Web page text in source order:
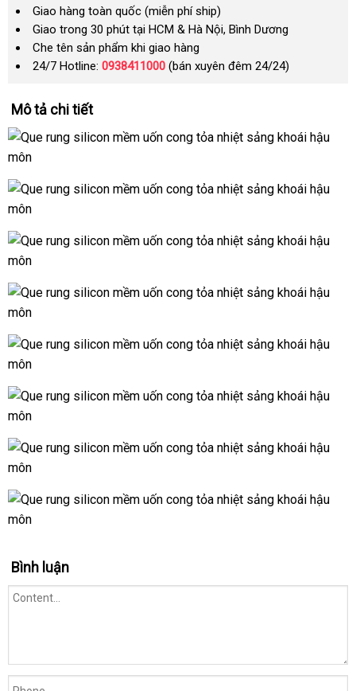
Giao hàng toàn quốc (miễn phí ship)
Giao trong 30 phút tại HCM & Hà Nội, Bình Dương
Che tên sản phẩm khi giao hàng
24/7 Hotline: 0938411000 (bán xuyên đêm 24/24)
Mô tả chi tiết
Bình luận